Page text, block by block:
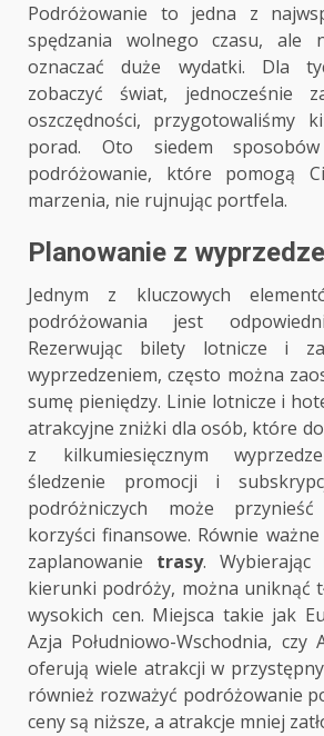
Podróżowanie to jedna z
spędzania wolnego czasu, ale
oznaczać duże wydatki. Dla
zobaczyć świat, jednocześnie
oszczędności, przygotowaliśmy
porad. Oto siedem
podróżowanie, które pomogą
marzenia, nie rujnując portfela.
Planowanie z
Jednym z kluczowych
podróżowania jest
Rezerwując bilety lotnicze i
wyprzedzeniem, często można
sumę pieniędzy. Linie lotnicze i
atrakcyjne zniżki dla osób, które
z kilkumiesięcznym
śledzenie promocji i
podróżniczych może przynieść
korzyści finansowe. Równie
zaplanowanie trasy. Wybierając
kierunki podróży, można uniknąć
wysokich cen. Miejsca takie jak
Azja Południowo-Wschodnia, czy
oferują wiele atrakcji w
również rozważyć podróżowanie
ceny są niższe, a atrakcje mniej